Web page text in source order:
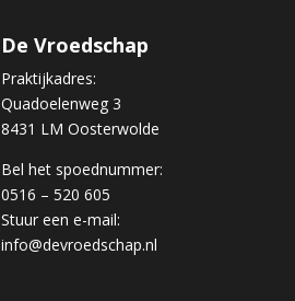
De Vroedschap
Praktijkadres:
Quadoelenweg 3
8431 LM Oosterwolde
Bel het spoednummer:
0516 – 520 605
Stuur een e-mail:
info@devroedschap.nl